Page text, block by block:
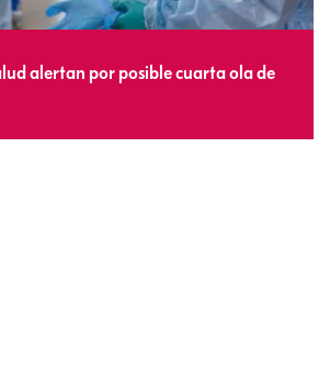
alertan por posible cuarta ola de